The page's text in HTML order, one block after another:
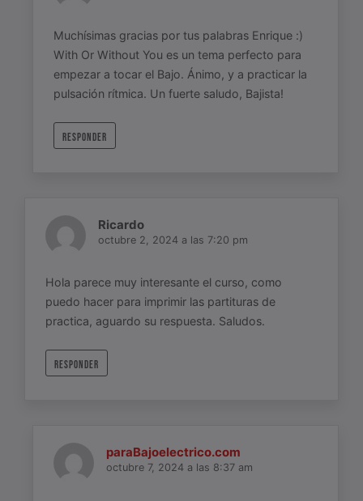
Muchísimas gracias por tus palabras Enrique :)
With Or Without You es un tema perfecto para
empezar a tocar el Bajo. Ánimo, y a practicar la
pulsación rítmica. Un fuerte saludo, Bajista!
RESPONDER
Ricardo
octubre 2, 2024 a las 7:20 pm
Hola parece muy interesante el curso, como
puedo hacer para imprimir las partituras de
practica, aguardo su respuesta. Saludos.
RESPONDER
paraBajoelectrico.com
octubre 7, 2024 a las 8:37 am